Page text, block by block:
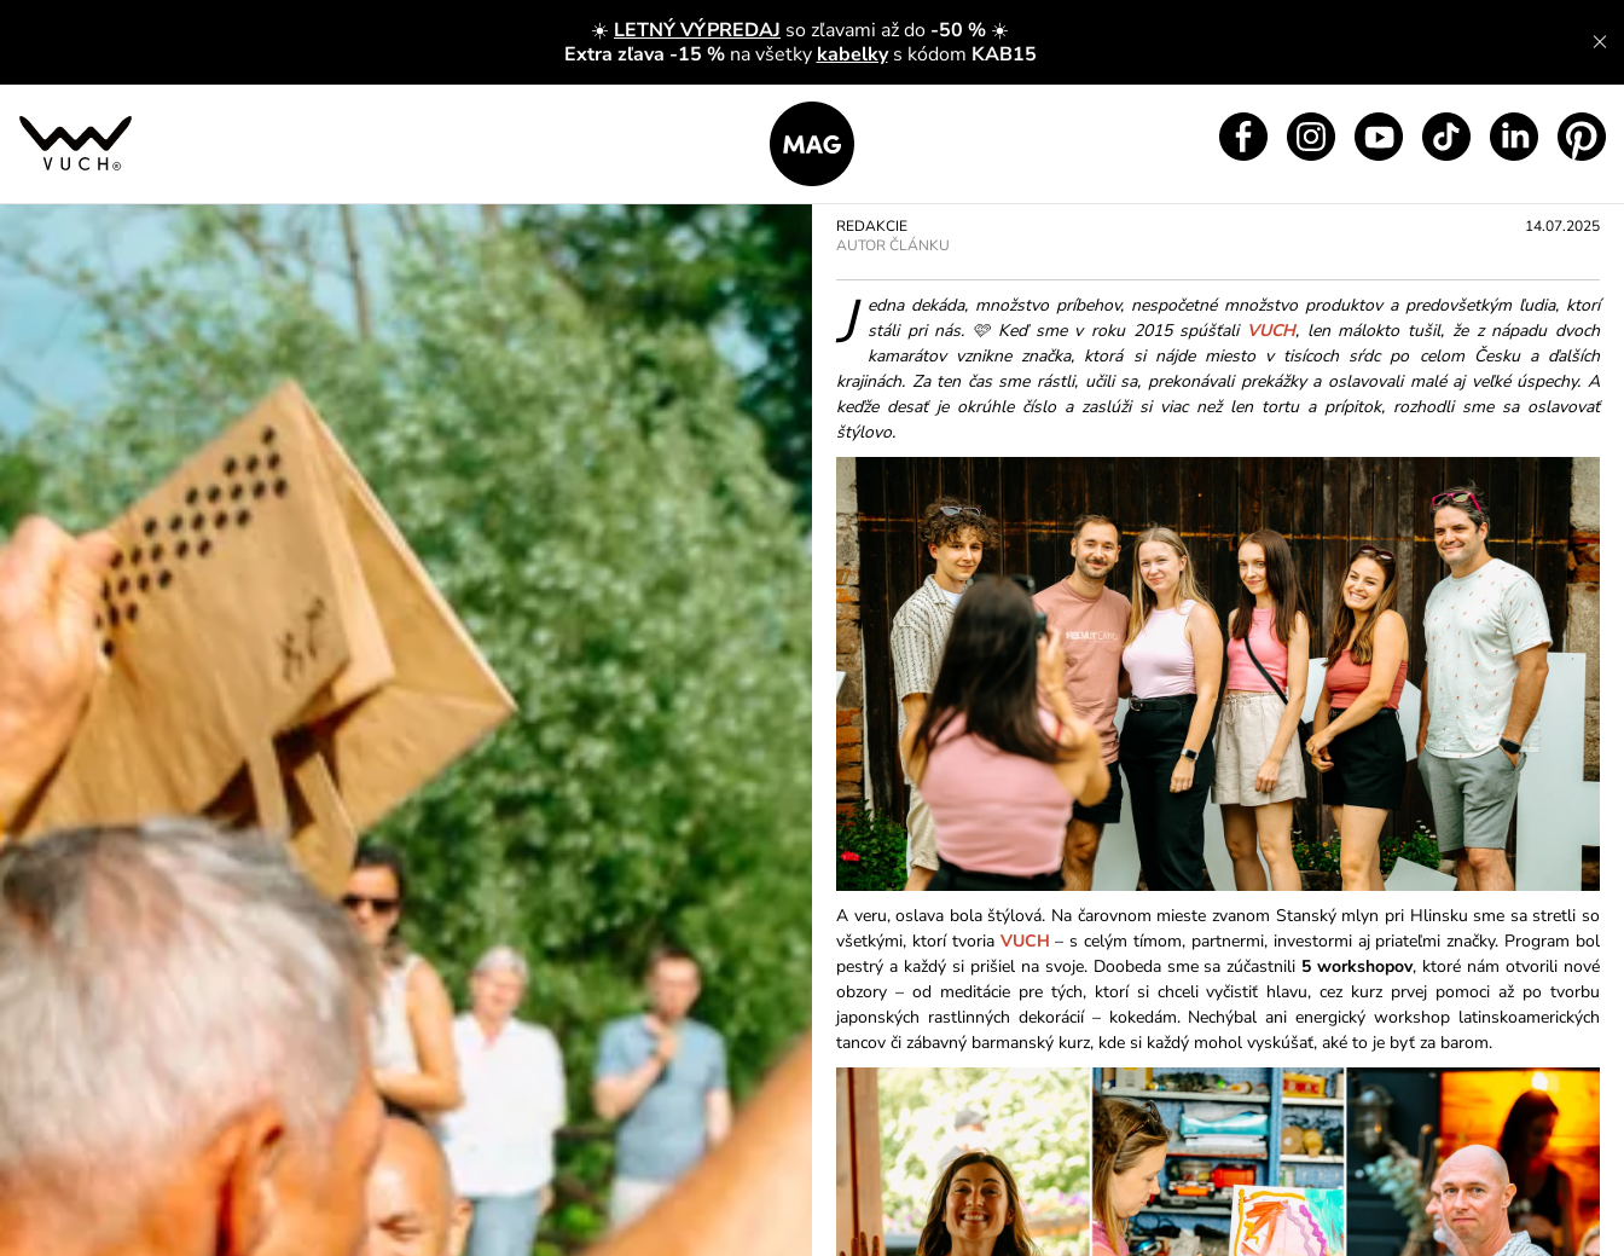
☀️ LETNÝ VÝPREDAJ so zľavami až do -50 % ☀️
Extra zľava -15 %na všetky kabelkys kódom KAB15
14.07.2025
REDAKCIE
AUTOR ČLÁNKU
J edna dekáda, množstvo príbehov, nespočetné množstvo produktov a predovšetkým ľudia, ktorí
stáli pri nás. 🩷 Keď sme v roku 2015 spúšťali VUCH, len málokto tušil, že z nápadu dvoch
kamarátov vznikne značka, ktorá si nájde miesto v tisícoch sŕdc po celom Česku a ďalších
krajinách. Za ten čas sme rástli, učili sa, prekonávali prekážky a oslavovali malé aj veľké úspechy. A
keďže desať je okrúhle číslo a zaslúži si viac než len tortu a prípitok, rozhodli sme sa oslavovať
štýlovo.
A veru, oslava bola štýlová. Na čarovnom mieste zvanom Stanský mlyn pri Hlinsku sme sa stretli so
všetkými, ktorí tvoria VUCH – s celým tímom, partnermi, investormi aj priateľmi značky. Program bol
pestrý a každý si prišiel na svoje. Doobeda sme sa zúčastnili 5 workshopov, ktoré nám otvorili nové
obzory – od meditácie pre tých, ktorí si chceli vyčistiť hlavu, cez kurz prvej pomoci až po tvorbu
japonských rastlinných dekorácií – kokedám. Nechýbal ani energický workshop latinskoamerických
tancov či zábavný barmanský kurz, kde si každý mohol vyskúšať, aké to je byť za barom.